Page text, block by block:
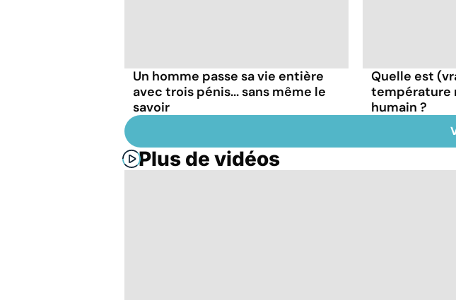
Un homme passe sa vie entière
avec trois pénis... sans même le
savoir
Quelle est
température
humain ?
Plus de vidéos